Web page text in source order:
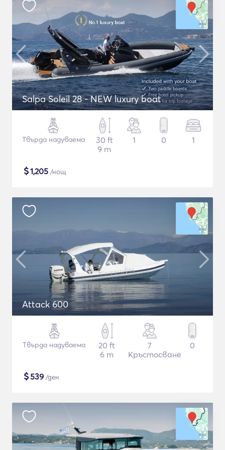
Salpa Soleil 28 - NEW luxury boat
Твърда надуваема
30 ft
9 m
1 0 1
$1,205 /нощ
Attack 600
Твърда надуваема
20 ft
6 m
7
Кръстосване
0
$539 /ден